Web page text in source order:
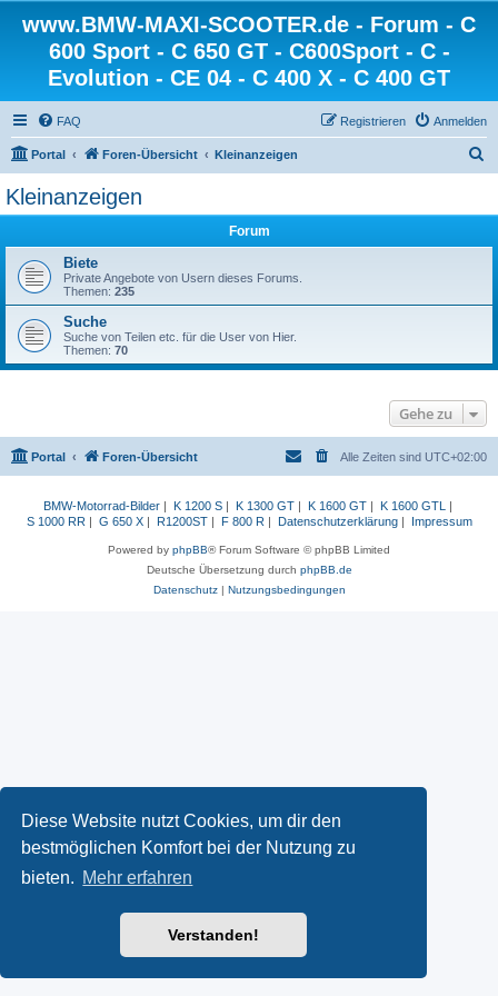
Diese Website nutzt Cookies, um dir den
bestmöglichen Komfort bei der Nutzung zu
bieten. Mehr erfahren
Verstanden!
www.BMW-MAXI-SCOOTER.de - Forum - C
600 Sport - C 650 GT - C600Sport - C -
Evolution - CE 04 - C 400 X - C 400 GT
FAQ Anmelden
Registrieren
Portal Foren-Übersicht Kleinanzeigen
Kleinanzeigen
Forum
Biete
Private Angebote von Usern dieses Forums.
Themen: 235
Suche
Suche von Teilen etc. für die User von Hier.
Themen: 70
Gehe zu
Portal Foren-Übersicht Alle Zeiten sind UTC+02:00
BMW-Motorrad-Bilder| K 1200 S| K 1300 GT| K 1600 GT| K 1600 GTL
|
S 1000 RR | G 650 X| R1200ST| F 800 R | Datenschutzerklärung| Impressum
Powered by phpBB® Forum Software © phpBB Limited
Deutsche Übersetzung durch phpBB.de
Datenschutz| Nutzungsbedingungen